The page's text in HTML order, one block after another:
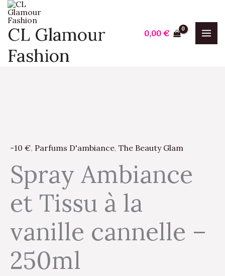
Aller
au
contenu
CL Glamour
Fashion
0,00€
-10 €, Parfums D'ambiance, The Beauty Glam
Spray Ambiance
et Tissu à la
vanille cannelle –
250ml
Ambiance
et
Tissu
la
cannelle
-
250ml